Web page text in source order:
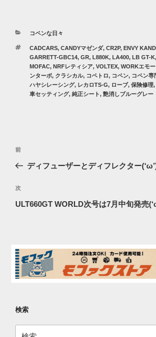
カ
ゴ
リ
ー
コペンな日々
タ
グ
CADCARS, CANDYマゼンダ, CR2P, ENVY
GARRETT-GBC14, GR, L880K, LA400, LB GT-K,
MOFAC, NRFレティシア, VOLTEX, WORKエモ
ンターボ, クラシカル, コペトロ, コペン, コペン専
ハヤシレーシング, レカロTS-G, ローブ, 保険修理,
車セッティング, 純正シート, 艶消しブルーグレー
投
ビ
ゲ
ン
過
去
投
稿
前
ディフューザーとディフレクター
次
の
次
ULT660GT WORLD次号は7月中旬発売
検索